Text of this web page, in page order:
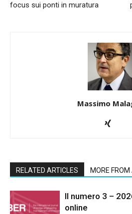
focus sui ponti in muratura
Massimo
RELATED ARTICLES MORE
Il numero 3 –
online